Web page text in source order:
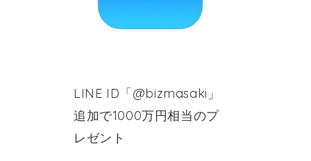
LINE ID「@bizmasaki」
追加で1000万円相当のプ
レゼント